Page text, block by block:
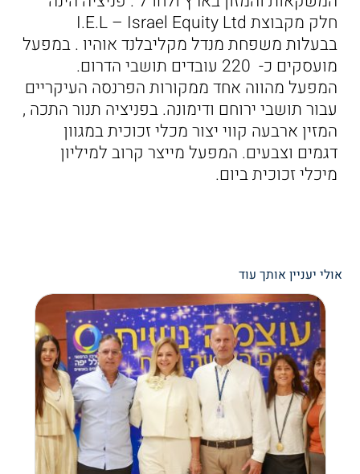
חלק מקבוצת I.E.L – Israel Equity Ltd
בבעלות משפחת מנדל מקליבלנד אוהיו . במפעל
מועסקים כ- 220 עובדים תושבי הדרום.
המפעל מהווה אחד ממקורות הפרנסה העיקריים
עבור תושבי ירוחם ודימונה. בפניציה תנור התכה ,
המזין ארבעה קווי יצור מכלי זכוכית במגוון
דגמים וצבעים. המפעל מייצר קרוב למיליון
מיכלי זכוכית ביום.
אולי יעניין אותך עוד